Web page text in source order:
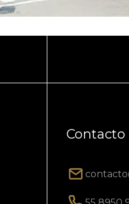
Contacto